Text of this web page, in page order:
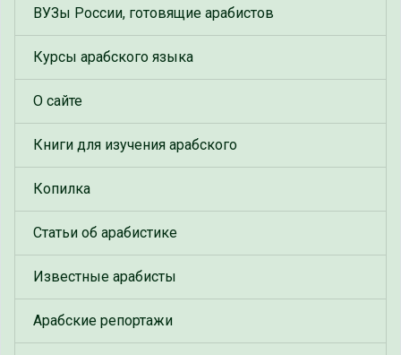
ВУЗы России, готовящие арабистов
Курсы арабского языка
О сайте
Книги для изучения арабского
Копилка
Статьи об арабистике
Известные арабисты
Арабские репортажи